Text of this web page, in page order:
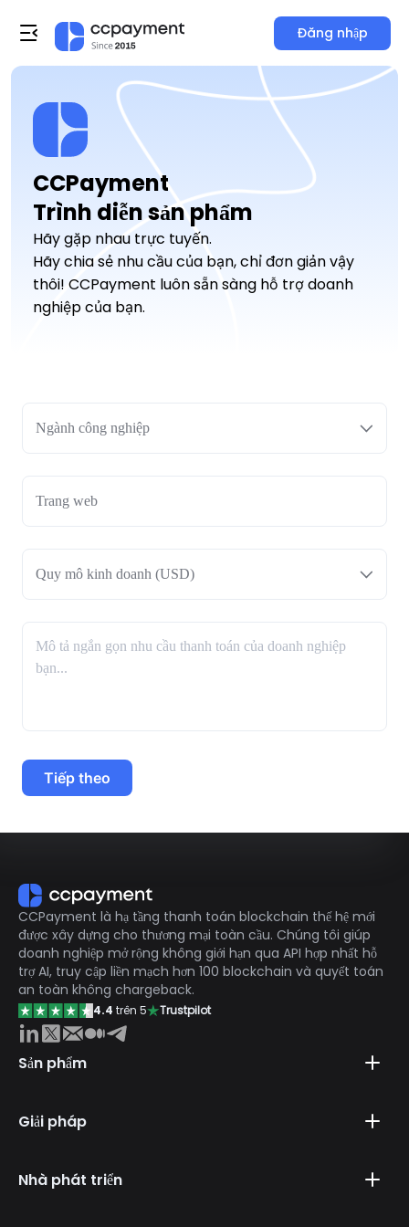
Đăng nhập
CCPayment
Trình diễn sản phẩm
Hãy gặp nhau trực tuyến.
Hãy chia sẻ nhu cầu của bạn, chỉ đơn giản vậy
thôi! CCPayment luôn sẵn sàng hỗ trợ doanh
nghiệp của bạn.
Ngành công nghiệp
Quy mô kinh doanh (USD)
Tiếp theo
CCPayment là hạ tầng thanh toán blockchain thế hệ mới
được xây dựng cho thương mại toàn cầu. Chúng tôi giúp
doanh nghiệp mở rộng không giới hạn qua API hợp nhất hỗ
trợ AI, truy cập liền mạch hơn 100 blockchain và quyết toán
an toàn không chargeback.
4.4 trên 5 Trustpilot
Sản phẩm
Giải pháp
Nhà phát triển